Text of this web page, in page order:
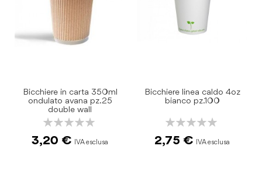
Bicchiere in carta 350ml
ondulato avana pz.25
double wall
Rating:
3,20 €
Bicchiere linea caldo 4oz
bianco pz.100
Rating:
2,75 €